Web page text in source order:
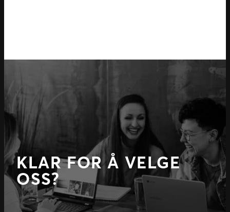
KLAR FOR Å VELGE
OSS?